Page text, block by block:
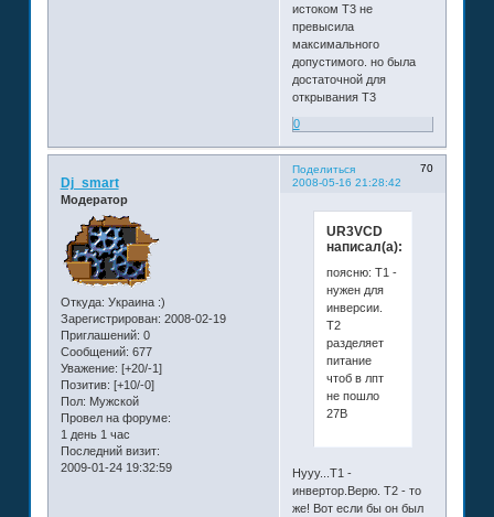
истоком Т3 не
превысила
максимального
допустимого. но была
достаточной для
открывания Т3
0
Поделиться
70
2008-05-16 21:28:42
Dj_smart
Модератор
Откуда: Украина :)
Зарегистрирован: 2008-02-19
Приглашений: 0
Сообщений: 677
Уважение: [+20/-1]
Позитив: [+10/-0]
Пол: Мужской
Провел на форуме:
1 день 1 час
Последний визит:
2009-01-24 19:32:59
UR3VCD
написал(а):
поясню: Т1 -
нужен для
инверсии.
Т2
разделяет
питание
чтоб в лпт
не пошло
27В
Нууу...Т1 -
инвертор.Верю. Т2 - то
же! Вот если бы он был